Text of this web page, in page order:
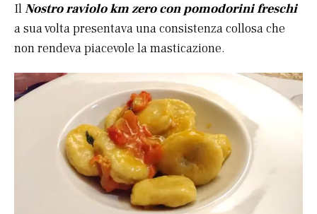
IlNostro raviolo km zero con pomodorini freschi
a sua volta presentava una consistenza collosa che
non rendeva piacevole la masticazione.